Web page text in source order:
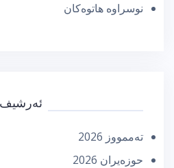
نوسراوە هاتوەکان
ئەرشیف
تەممووز 2026
حوزه‌یران 2026